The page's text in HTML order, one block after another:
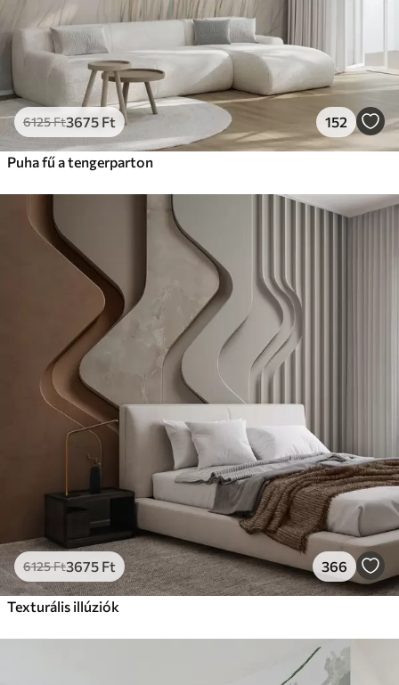
6125Ft3675 Ft 152
Puha fű a tengerparton
6125Ft3675 Ft 366
Texturális illúziók